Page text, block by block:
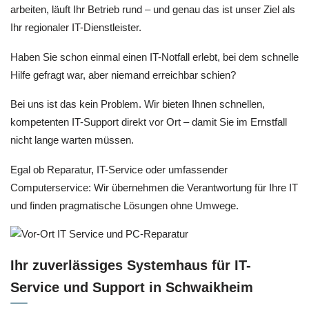
arbeiten, läuft Ihr Betrieb rund – und genau das ist unser Ziel als
Ihr regionaler IT-Dienstleister.
Haben Sie schon einmal einen IT-Notfall erlebt, bei dem schnelle
Hilfe gefragt war, aber niemand erreichbar schien?
Bei uns ist das kein Problem. Wir bieten Ihnen schnellen,
kompetenten IT-Support direkt vor Ort – damit Sie im Ernstfall
nicht lange warten müssen.
Egal ob Reparatur, IT-Service oder umfassender
Computerservice: Wir übernehmen die Verantwortung für Ihre IT
und finden pragmatische Lösungen ohne Umwege.
Ihr zuverlässiges Systemhaus für IT-
Service und Support in Schwaikheim